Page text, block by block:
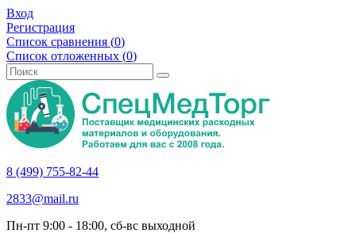
Вход
Регистрация
Список сравнения (0)
Список отложенных (0)
8 (499) 755-82-44
2833@mail.ru
Пн-пт 9:00 - 18:00, сб-вс выходной